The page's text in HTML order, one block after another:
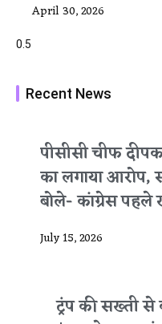
April 30, 2026
Recent News
पीसीसी चीफ
का लगाया आरोप,
बोले- कांग्रेस
July 15, 2026
ट्रंप की सख्ती